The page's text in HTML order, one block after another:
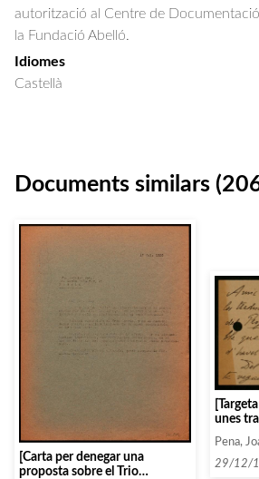
autorització al Centre de
la Fundació Abelló.
Idiomes
Castellà
Documents similars
[Carta per denegar una
proposta sobre el Trio
unes
el
Pena,
29/12/